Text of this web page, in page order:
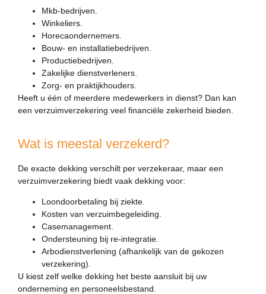
Mkb-bedrijven.
Winkeliers.
Horecaondernemers.
Bouw- en installatiebedrijven.
Productiebedrijven.
Zakelijke dienstverleners.
Zorg- en praktijkhouders.
Heeft u één of meerdere medewerkers in dienst? Dan kan
een verzuimverzekering veel financiële zekerheid bieden.
Wat is meestal verzekerd?
De exacte dekking verschilt per verzekeraar, maar een
verzuimverzekering biedt vaak dekking voor:
Loondoorbetaling bij ziekte.
Kosten van verzuimbegeleiding.
Casemanagement.
Ondersteuning bij re-integratie.
Arbodienstverlening (afhankelijk van de gekozen
verzekering).
U kiest zelf welke dekking het beste aansluit bij uw
onderneming en personeelsbestand.